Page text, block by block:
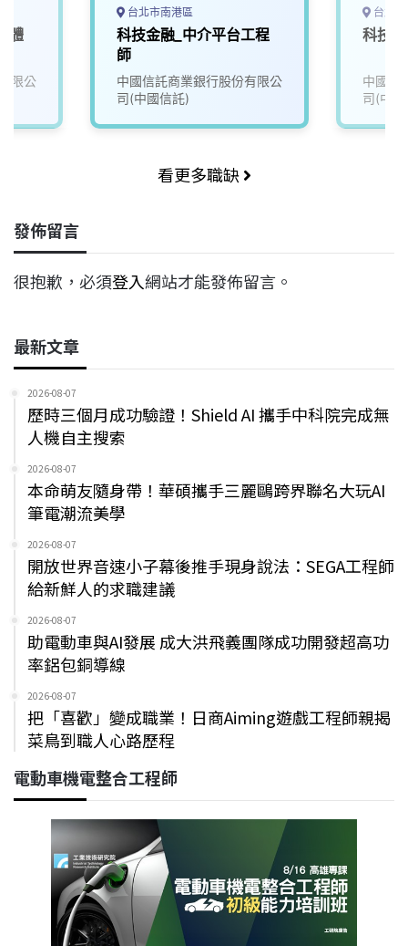
體
限公
台北市南港區
科技金融_中介平台工程
師
中國信託商業銀行股份有限公
司(中國信託)
台北
科技
中國信
司(中
看更多職缺
發佈留言
很抱歉，必須登入網站才能發佈留言。
最新文章
2026-08-07
歷時三個月成功驗證！Shield AI 攜手中科院完成無
人機自主搜索
2026-08-07
本命萌友隨身帶！華碩攜手三麗鷗跨界聯名大玩AI
筆電潮流美學
2026-08-07
開放世界音速小子幕後推手現身說法：SEGA工程師
給新鮮人的求職建議
2026-08-07
助電動車與AI發展 成大洪飛義團隊成功開發超高功
率鋁包銅導線
2026-08-07
把「喜歡」變成職業！日商Aiming遊戲工程師親揭
菜鳥到職人心路歷程
電動車機電整合工程師